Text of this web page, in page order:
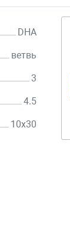
DHA
ветвь
3
4.5
10х30